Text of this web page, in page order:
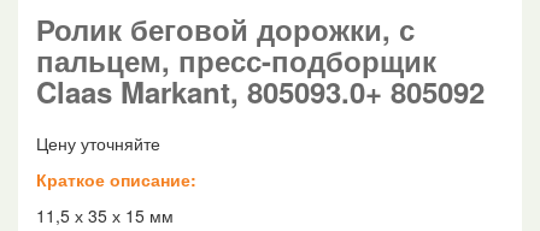
Ролик беговой дорожки, с
пальцем, пресс-подборщик
Claas Markant, 805093.0+ 805092
Цену уточняйте
Краткое описание:
11,5 х 35 х 15 мм